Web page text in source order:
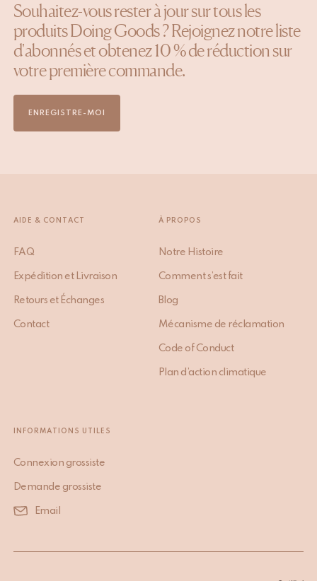
Souhaitez-vous rester à jour sur tous les
produits Doing Goods ? Rejoignez notre liste
d'abonnés et obtenez 10 % de réduction sur
votre première commande.
ENREGISTRE-MOI
AIDE & CONTACT
FAQ
Expédition et Livraison
Retours et Échanges
Contact
À PROPOS
Notre Histoire
Comment s’est fait
Blog
Mécanisme de réclamation
Code of Conduct
Plan d’action climatique
INFORMATIONS UTILES
Connexion grossiste
Demande grossiste
Email